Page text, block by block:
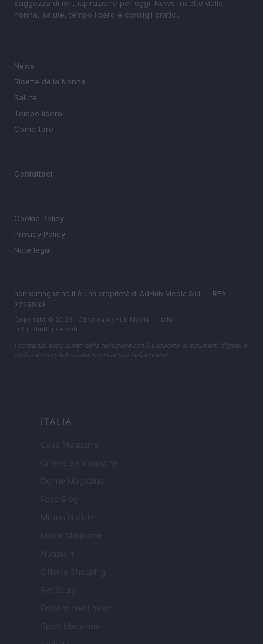
Saggezza di ieri, ispirazione per oggi. News, ricette della
nonna, salute, tempo libero e consigli pratici.
News
Ricette della Nonna
Salute
Tempo libero
Come fare
Contattaci
Cookie Policy
Privacy Policy
Note legali
nonnemagazine.it è una proprietà di AdHub Media S.r.l. — REA
2729933
Copyright © 2026 · Edito da AdHub Media — Italia
Tutti i diritti riservati
I contenuti sono curati dalla redazione con il supporto di strumenti digitali e
realizzati in collaborazione con autori indipendenti.
ITALIA
Casa Magazine
Cineverse Magazine
Donne Magazine
Food Blog
Milano Notizie
Motor Magazine
Notizie.it
Offerte Shopping
Professione Lavoro
Sport Magazine